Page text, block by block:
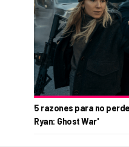
5 razones para no
Ryan: Ghost War'